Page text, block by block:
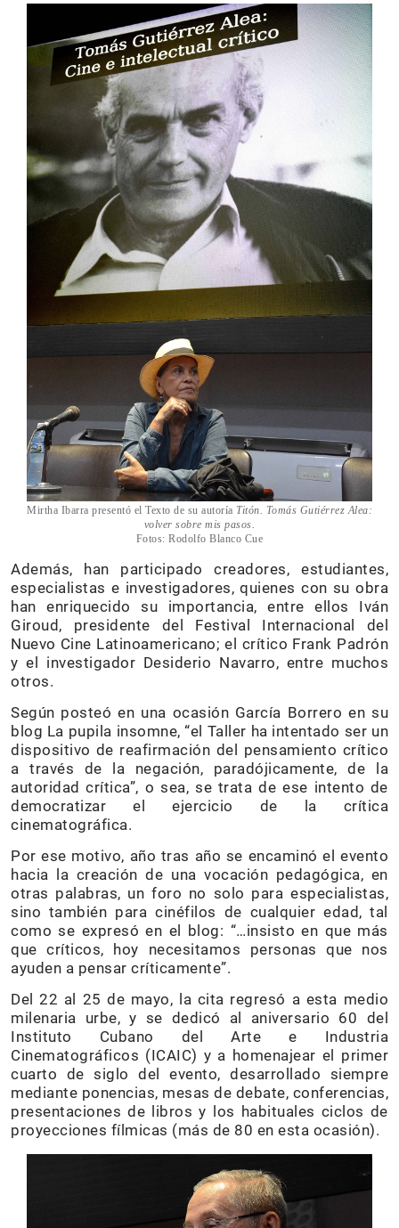
Mirtha Ibarra presentó el Texto de su autoría Titón. Tomás Gutiérrez Alea:
volver sobre mis pasos.
Fotos: Rodolfo Blanco Cue
Además, han participado creadores, estudiantes,
especialistas e investigadores, quienes con su obra
han enriquecido su importancia, entre ellos Iván
Giroud, presidente del Festival Internacional del
Nuevo Cine Latinoamericano; el crítico Frank Padrón
y el investigador Desiderio Navarro, entre muchos
otros.
Según posteó en una ocasión García Borrero en su
blog La pupila insomne, “el Taller ha intentado ser un
dispositivo de reafirmación del pensamiento crítico
a través de la negación, paradójicamente, de la
autoridad crítica”, o sea, se trata de ese intento de
democratizar el ejercicio de la crítica
cinematográfica.
Por ese motivo, año tras año se encaminó el evento
hacia la creación de una vocación pedagógica, en
otras palabras, un foro no solo para especialistas,
sino también para cinéfilos de cualquier edad, tal
como se expresó en el blog: “…insisto en que más
que críticos, hoy necesitamos personas que nos
ayuden a pensar críticamente”.
Del 22 al 25 de mayo, la cita regresó a esta medio
milenaria urbe, y se dedicó al aniversario 60 del
Instituto Cubano del Arte e Industria
Cinematográficos (ICAIC) y a homenajear el primer
cuarto de siglo del evento, desarrollado siempre
mediante ponencias, mesas de debate, conferencias,
presentaciones de libros y los habituales ciclos de
proyecciones fílmicas (más de 80 en esta ocasión).